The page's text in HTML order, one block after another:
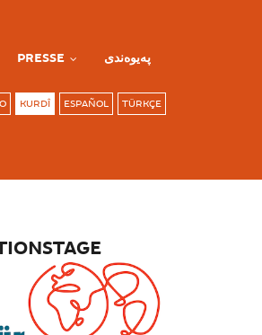
PRESSE پەیوەندی
KURDÎ ESPAÑOL TÜRKÇE